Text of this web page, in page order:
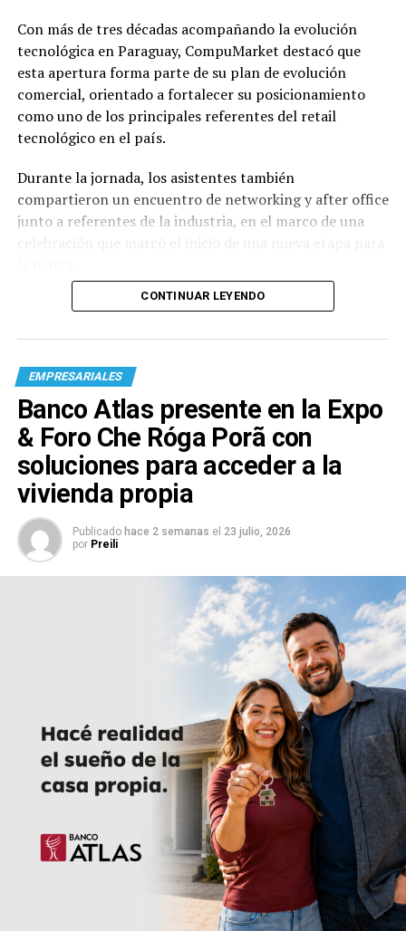
Con más de tres décadas acompañando la evolución
tecnológica en Paraguay, CompuMarket destacó que
esta apertura forma parte de su plan de evolución
comercial, orientado a fortalecer su posicionamiento
como uno de los principales referentes del retail
tecnológico en el país.
Durante la jornada, los asistentes también
compartieron un encuentro de networking y after office
junto a referentes de la industria, en el marco de una
CONTINUAR LEYENDO
EMPRESARIALES
Banco Atlas presente en la Expo
& Foro Che Róga Porã con
soluciones para acceder a la
vivienda propia
Publicado hace 2 semanas el 23 julio, 2026
por Preili